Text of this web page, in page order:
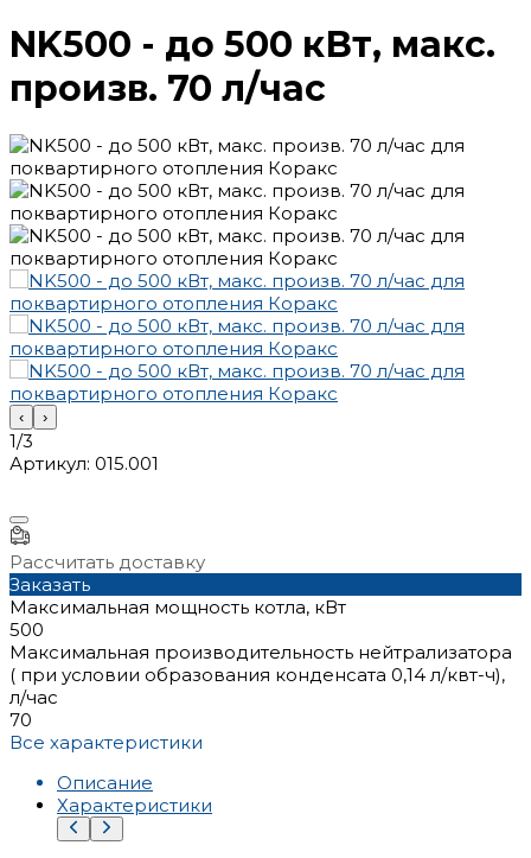
NK500 - до 500 кВт, макс.
произв. 70 л/час
‹ ›
1/3
Артикул: 015.001
Рассчитать доставку
Заказать
Максимальная мощность котла, кВт
500
Максимальная производительность нейтрализатора
( при условии образования конденсата 0,14 л/квт-ч),
л/час
70
Все характеристики
Описание
Характеристики